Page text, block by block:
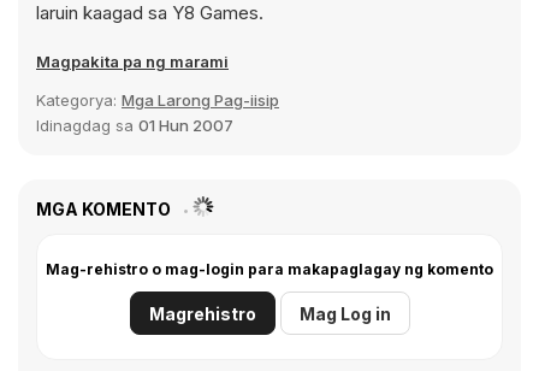
laruin kaagad sa Y8 Games.
Magpakita pa ng marami
Kategorya: Mga Larong Pag-iisip
Idinagdag sa 01 Hun 2007
MGA KOMENTO
Mag-rehistro o mag-login para makapaglagay ng komento
Magrehistro Mag Log in